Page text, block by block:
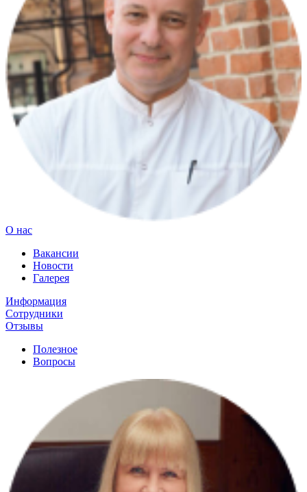
О нас
Вакансии
Новости
Галерея
Информация
Сотрудники
Отзывы
Полезное
Вопросы